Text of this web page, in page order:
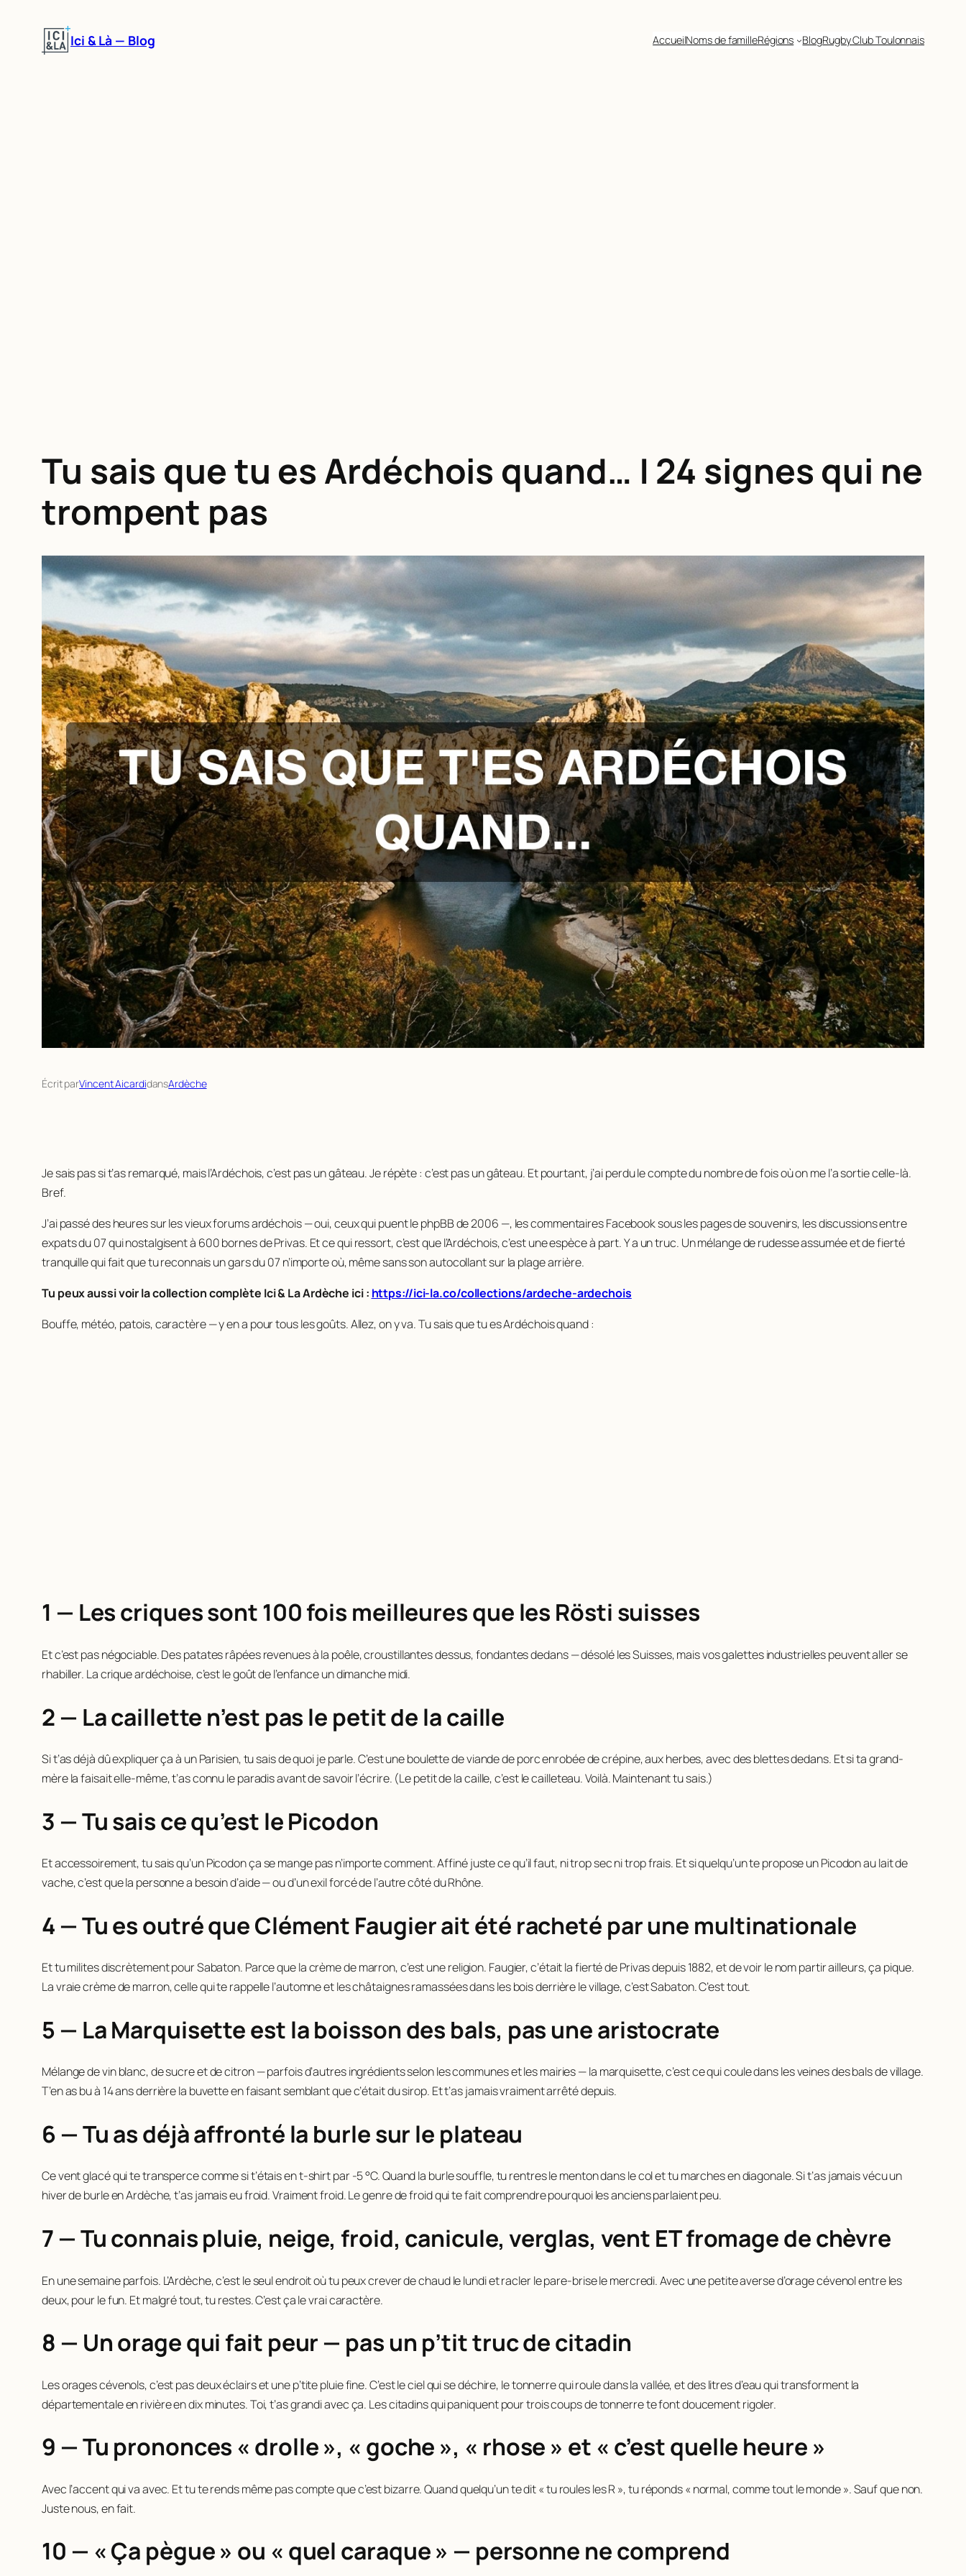
contenu
Ici & Là — Blog AccueilNoms de familleRégions BlogRugby Club Toulonnais
Tu sais que tu es Ardéchois quand… | 24 signes qui ne
trompent pas
Écrit parVincent AicardidansArdèche
Je sais pas si t’as remarqué, mais l’Ardéchois, c’est pas un gâteau. Je répète : c’est pas un gâteau. Et pourtant, j’ai perdu le compte du nombre de fois où on me l’a sortie celle-là.
Bref.
J’ai passé des heures sur les vieux forums ardéchois — oui, ceux qui puent le phpBB de 2006 —, les commentaires Facebook sous les pages de souvenirs, les discussions entre
expats du 07 qui nostalgisent à 600 bornes de Privas. Et ce qui ressort, c’est que l’Ardéchois, c’est une espèce à part. Y a un truc. Un mélange de rudesse assumée et de fierté
tranquille qui fait que tu reconnais un gars du 07 n’importe où, même sans son autocollant sur la plage arrière.
Tu peux aussi voir la collection complète Ici & La Ardèche ici : https://ici-la.co/collections/ardeche-ardechois
Bouffe, météo, patois, caractère — y en a pour tous les goûts. Allez, on y va. Tu sais que tu es Ardéchois quand :
1 — Les criques sont 100 fois meilleures que les Rösti suisses
Et c’est pas négociable. Des patates râpées revenues à la poêle, croustillantes dessus, fondantes dedans — désolé les Suisses, mais vos galettes industrielles peuvent aller se
rhabiller. La crique ardéchoise, c’est le goût de l’enfance un dimanche midi.
2 — La caillette n’est pas le petit de la caille
Si t’as déjà dû expliquer ça à un Parisien, tu sais de quoi je parle. C’est une boulette de viande de porc enrobée de crépine, aux herbes, avec des blettes dedans. Et si ta grand-
mère la faisait elle-même, t’as connu le paradis avant de savoir l’écrire. (Le petit de la caille, c’est le cailleteau. Voilà. Maintenant tu sais.)
3 — Tu sais ce qu’est le Picodon
Et accessoirement, tu sais qu’un Picodon ça se mange pas n’importe comment. Affiné juste ce qu’il faut, ni trop sec ni trop frais. Et si quelqu’un te propose un Picodon au lait de
vache, c’est que la personne a besoin d’aide — ou d’un exil forcé de l’autre côté du Rhône.
4 — Tu es outré que Clément Faugier ait été racheté par une multinationale
Et tu milites discrètement pour Sabaton. Parce que la crème de marron, c’est une religion. Faugier, c’était la fierté de Privas depuis 1882, et de voir le nom partir ailleurs, ça pique.
La vraie crème de marron, celle qui te rappelle l’automne et les châtaignes ramassées dans les bois derrière le village, c’est Sabaton. C’est tout.
5 — La Marquisette est la boisson des bals, pas une aristocrate
Mélange de vin blanc, de sucre et de citron — parfois d’autres ingrédients selon les communes et les mairies — la marquisette, c’est ce qui coule dans les veines des bals de village.
T’en as bu à 14 ans derrière la buvette en faisant semblant que c’était du sirop. Et t’as jamais vraiment arrêté depuis.
6 — Tu as déjà affronté la burle sur le plateau
Ce vent glacé qui te transperce comme si t’étais en t-shirt par -5 °C. Quand la burle souffle, tu rentres le menton dans le col et tu marches en diagonale. Si t’as jamais vécu un
hiver de burle en Ardèche, t’as jamais eu froid. Vraiment froid. Le genre de froid qui te fait comprendre pourquoi les anciens parlaient peu.
7 — Tu connais pluie, neige, froid, canicule, verglas, vent ET fromage de chèvre
En une semaine parfois. L’Ardèche, c’est le seul endroit où tu peux crever de chaud le lundi et racler le pare-brise le mercredi. Avec une petite averse d’orage cévenol entre les
deux, pour le fun. Et malgré tout, tu restes. C’est ça le vrai caractère.
8 — Un orage qui fait peur — pas un p’tit truc de citadin
Les orages cévenols, c’est pas deux éclairs et une p’tite pluie fine. C’est le ciel qui se déchire, le tonnerre qui roule dans la vallée, et des litres d’eau qui transforment la
départementale en rivière en dix minutes. Toi, t’as grandi avec ça. Les citadins qui paniquent pour trois coups de tonnerre te font doucement rigoler.
9 — Tu prononces « drolle », « goche », « rhose » et « c’est quelle heure »
Avec l’accent qui va avec. Et tu te rends même pas compte que c’est bizarre. Quand quelqu’un te dit « tu roules les R », tu réponds « normal, comme tout le monde ». Sauf que non.
Juste nous, en fait.
10 — « Ça pègue » ou « quel caraque » — personne ne comprend